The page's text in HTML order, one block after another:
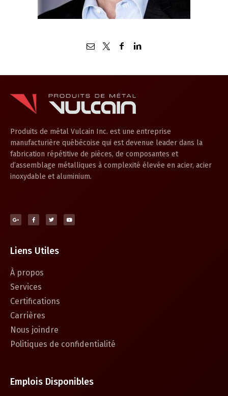
Produits de métal Vulcain Inc. est une entreprise
manufacturière québécoise qui est devenue leader dans la
fabrication répétitive de pièces, de composantes et
d’assemblage métalliques à complexité élevée en acier, acier
inoxydable et aluminium.
Liens Utiles
À propos
Services
Certifications
Carrières
Nous joindre
Politiques de confidentialité
Emplois Disponibles